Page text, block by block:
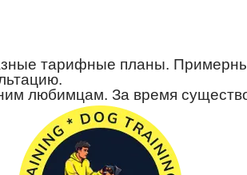
тарифные планы.
любимцам. За время